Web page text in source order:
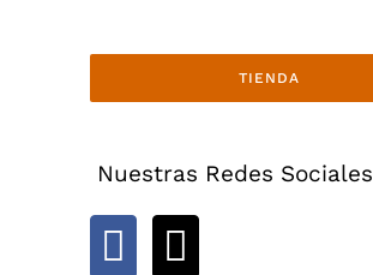
TIENDA
Nuestras Redes Sociales